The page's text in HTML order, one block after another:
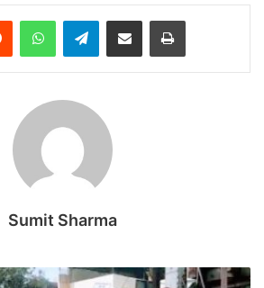
Telegram
Sumit Sharma